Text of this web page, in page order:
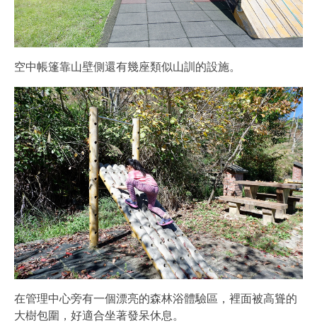
空中帳篷靠山壁側還有幾座類似山訓的設施。
在管理中心旁有一個漂亮的森林浴體驗區，裡面被高聳的
大樹包圍，好適合坐著發呆休息。